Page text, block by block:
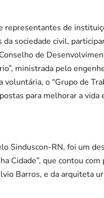
representantes de
sociedade civil,
de
ministrada pelo
o “Grupo de
para melhorar a vida
Sinduscon-RN, foi um
Cidade”, que contou
Barros, e da arquiteta